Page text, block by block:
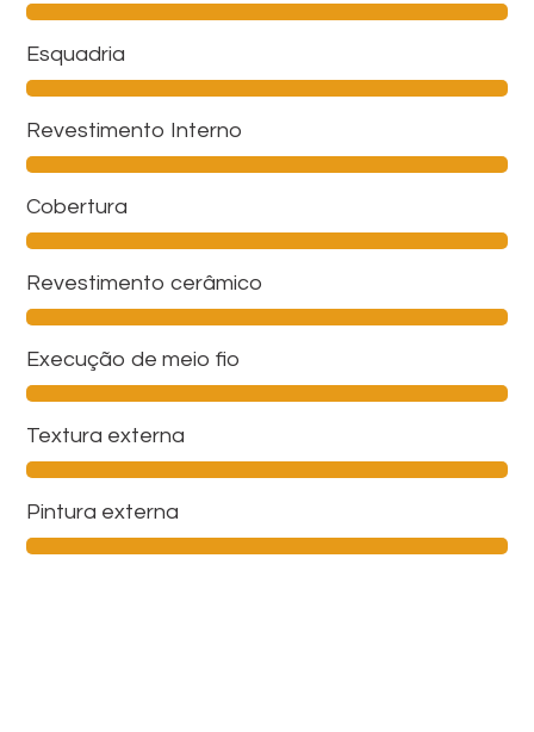
Esquadria
Revestimento Interno
Cobertura
Revestimento cerâmico
Execução de meio fio
Textura externa
Pintura externa